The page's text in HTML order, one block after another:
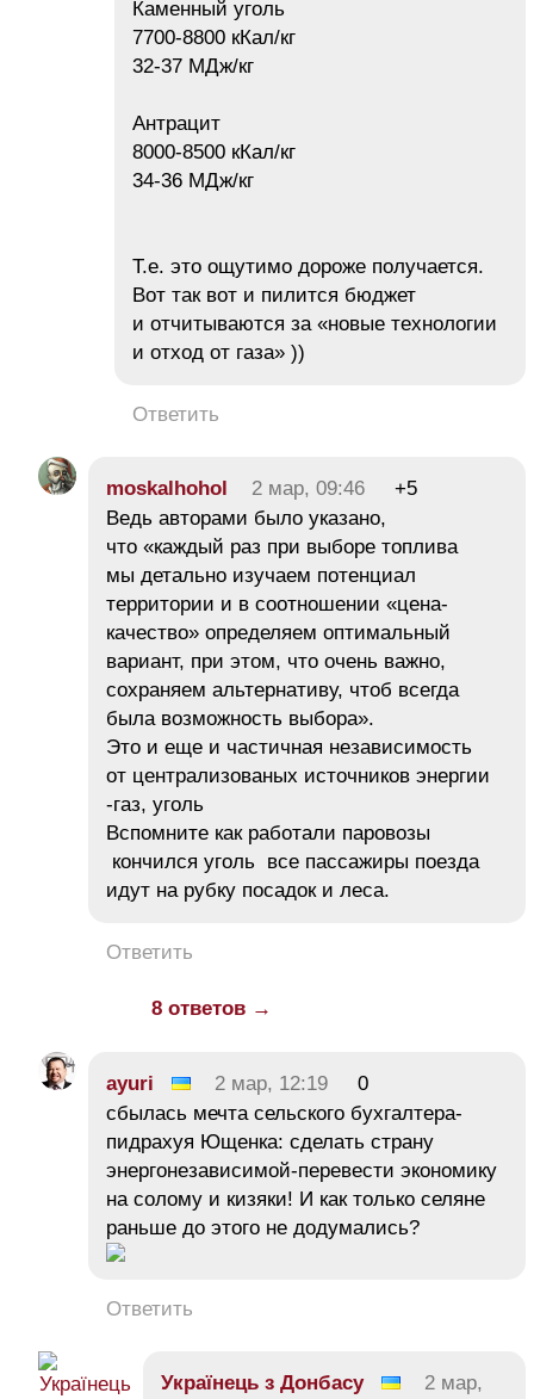
Каменный уголь
7700-8800 кКал/кг
32-37 МДж/кг
Антрацит
8000-8500 кКал/кг
34-36 МДж/кг
Т.е. это ощутимо дороже получается.
Вот так вот и пилится бюджет
и отчитываются за «новые технологии
и отход от газа» ))
Ответить
moskalhohol 2 мар, 09:46
+5
Ведь авторами было указано,
что «каждый раз при выборе топлива
мы детально изучаем потенциал
территории и в соотношении «цена-
качество» определяем оптимальный
вариант, при этом, что очень важно,
сохраняем альтернативу, чтоб всегда
была возможность выбора».
Это и еще и частичная независимость
от централизованых источников энергии
-газ, уголь
Вспомните как работали паровозы
кончился уголь все пассажиры поезда
идут на рубку посадок и леса.
Ответить
8 ответов →
ayuri 2 мар, 12:19
0
сбылась мечта сельского бухгалтера-
пидрахуя Ющенка: сделать страну
энергонезависимой-перевести экономику
на солому и кизяки! И как только селяне
раньше до этого не додумались?
Ответить
Українець з Донбасу
2 мар,